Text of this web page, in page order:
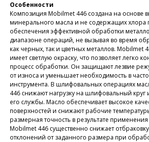
Особенности
Композиция Mobilmet 446 создана на основе
минерального масла и не содержащих хлора
обеспечения эффективной обработки
диапазоне операций, не вызывая во время
как черных, так и цветных металлов. Mobilmet
имеет светлую окраску, что позволяет легко
процесс обработки. Он защищают лезвие
от износа и уменьшает необходимость в
инструмента. В шлифовальных операциях
446 снижают нагрузку на шлифовальный круг
его службы. Масло обеспечивает высокое
поверхностей и снижают рабочие
размерная точность в результате
Mobilmet 446 существенно снижает
отклонений от заданного размера при